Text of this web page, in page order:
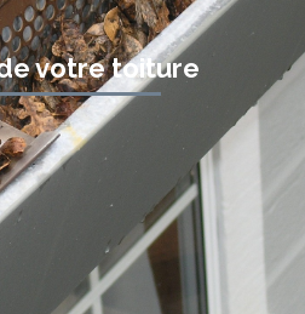
votre toiture